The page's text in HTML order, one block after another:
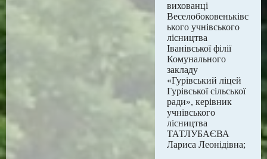
вихованці
Веселобоковеньківс
ького учнівського
лісництва
Іванівської філії
Комунального
закладу
«Гурівський ліцей
Гурівської сільської
ради», керівник
учнівського
лісництва
ТАТЛУБАЄВА
Лариса Леонідівна;